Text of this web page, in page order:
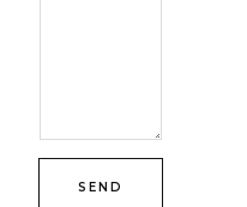
SEND